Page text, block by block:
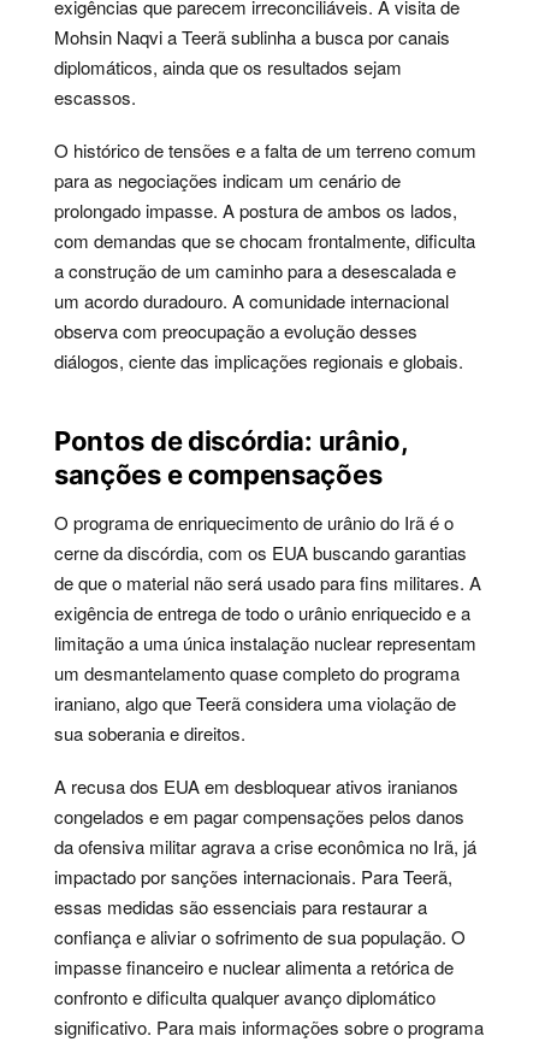
exigências que parecem irreconciliáveis. A visita de
Mohsin Naqvi a Teerã sublinha a busca por canais
diplomáticos, ainda que os resultados sejam
escassos.
O histórico de tensões e a falta de um terreno comum
para as negociações indicam um cenário de
prolongado impasse. A postura de ambos os lados,
com demandas que se chocam frontalmente, dificulta
a construção de um caminho para a desescalada e
um acordo duradouro. A comunidade internacional
observa com preocupação a evolução desses
diálogos, ciente das implicações regionais e globais.
Pontos de discórdia: urânio,
sanções e compensações
O programa de enriquecimento de urânio do Irã é o
cerne da discórdia, com os EUA buscando garantias
de que o material não será usado para fins militares. A
exigência de entrega de todo o urânio enriquecido e a
limitação a uma única instalação nuclear representam
um desmantelamento quase completo do programa
iraniano, algo que Teerã considera uma violação de
sua soberania e direitos.
A recusa dos EUA em desbloquear ativos iranianos
congelados e em pagar compensações pelos danos
da ofensiva militar agrava a crise econômica no Irã, já
impactado por sanções internacionais. Para Teerã,
essas medidas são essenciais para restaurar a
confiança e aliviar o sofrimento de sua população. O
impasse financeiro e nuclear alimenta a retórica de
confronto e dificulta qualquer avanço diplomático
significativo. Para mais informações sobre o programa